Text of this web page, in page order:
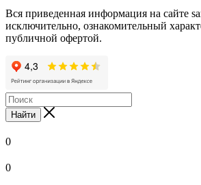
Вся приведенная информация на сайте
исключительно, ознакомительный
публичной офертой.
Найти
0
0